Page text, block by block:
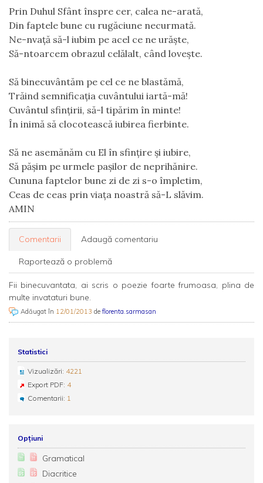
Prin Duhul Sfânt înspre cer, calea ne-arată,
Din faptele bune cu rugăciune necurmată.
Ne-nvaţă să-l iubim pe acel ce ne urăște,
Să-ntoarcem obrazul celălalt, când lovește.
Să binecuvântăm pe cel ce ne blastămă,
Trăind semnificația cuvântului iartă-mă!
Cuvântul sfințirii, să-l tipărim în minte!
În inimă să clocotească iubirea fierbinte.
Să ne asemănăm cu El în sfinţire şi iubire,
Să păşim pe urmele paşilor de neprihănire.
Cununa faptelor bune zi de zi s-o împletim,
Ceas de ceas prin viaţa noastră să-L slăvim.
AMIN
Comentarii Adaugă comentariu
Raportează o problemă
Fii binecuvantata, ai scris o poezie foarte frumoasa, plina de
multe invataturi bune.
Adăugat în 12/01/2013 de florenta.sarmasan
Statistici
Vizualizări: 4221
Export PDF: 4
Comentarii: 1
Opțiuni
Gramatical
Diacritice